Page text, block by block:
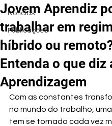
Notícias
Publicações
Jovem Aprendiz
trabalhar em
híbrido ou
Entenda o que diz
Aprendizagem
Com as constantes
no mundo do trabalho,
tem se tornado cada vez